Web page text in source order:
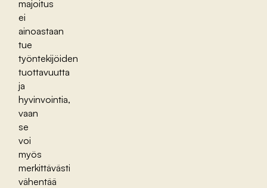
majoitus
ei
ainoastaan
tue
työntekijöiden
tuottavuutta
ja
hyvinvointia,
vaan
se
voi
myös
merkittävästi
vähentää